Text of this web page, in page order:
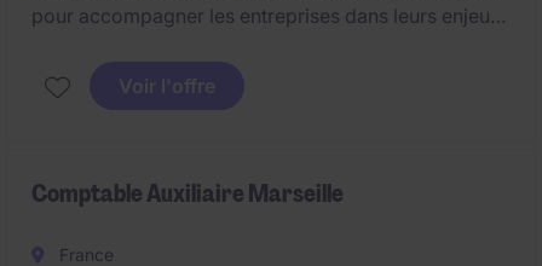
pour accompagner les entreprises dans leurs enjeux
Le poste vise à développer l'offre de services et
Voir l'offre
Comptable Auxiliaire Marseille
France